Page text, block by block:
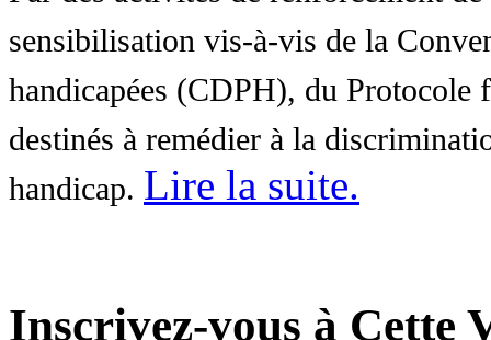
sensibilisation vis-à-vis de la
handicapées (CDPH), du Protocole
destinés à remédier à la
handicap. Lire la suite.
Inscrivez-vous à Cette